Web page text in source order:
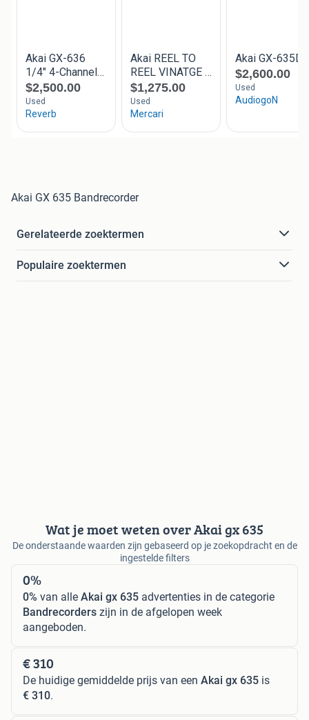
Akai GX 635 Bandrecorder
Gerelateerde zoektermen
Populaire zoektermen
Wat je moet weten over Akai gx 635
De onderstaande waarden zijn gebaseerd op je zoekopdracht en de
ingestelde filters
0%
0% van alle Akai gx 635 advertenties in de categorie
Bandrecorders zijn in de afgelopen week
aangeboden.
€ 310
De huidige gemiddelde prijs van een Akai gx 635 is
€ 310.